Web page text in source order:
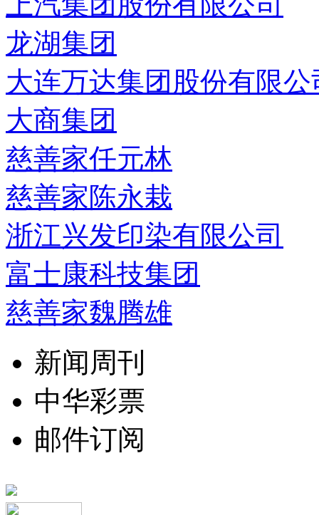
龙湖集团
大连万达集团股份有限公
大商集团
慈善家任元林
慈善家陈永栽
浙江兴发印染有限公司
富士康科技集团
慈善家魏腾雄
新闻周刊
中华彩票
邮件订阅